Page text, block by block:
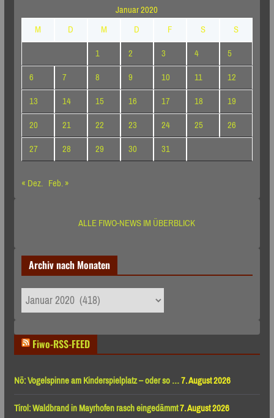
Januar 2020
M
D M D F S
S
1
2 3 4
5
6
7 8 9 10 11
12
13
14 15 16 17 18
19
20
21 22 23 24 25
26
27
28 29 30
31
« Dez. Feb. »
ALLE FIWO-NEWS IM ÜBERBLICK
Archiv nach Monaten
Archiv
nach
Fiwo-RSS-FEED
Nö: Vogelspinne am Kinderspielplatz – oder so …7. August 2026
Tirol: Waldbrand in Mayrhofen rasch eingedämmt7. August 2026